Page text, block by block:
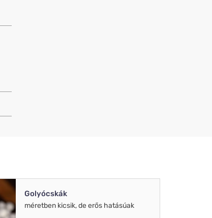
Golyócskák
méretben kicsik, de erős hatásúak